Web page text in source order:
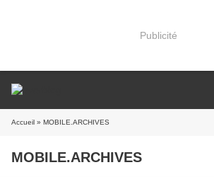
Publicité
Accueil » MOBILE.ARCHIVES
MOBILE.ARCHIVES